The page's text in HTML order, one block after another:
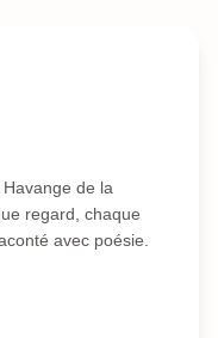
de la
regard, chaque
avec poésie.